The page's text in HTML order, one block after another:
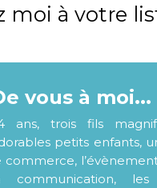
moi à votre
vous à moi...
ans, trois fils
petits enfants,
commerce,
communication,